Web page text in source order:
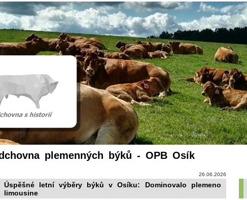
plemenných býků - OPB Osík
26.06.2026
Úspěšné letní výběry býků v Osíku: Dominovalo plemeno
limousine